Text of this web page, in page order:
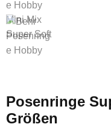
Posenringe
Größen